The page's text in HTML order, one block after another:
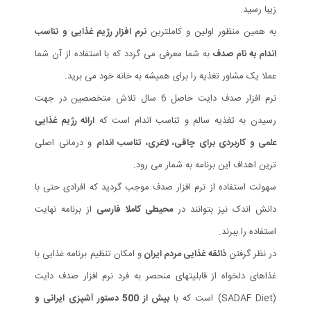
زیبا رسید.
به همین منظور اولین و کاملترین نرم افزار رژیم غذایی و تناسب
اندام به نام صدف به شما معرفی می گردد که با استفاده از آن شما
عملا یک مشاور تغذیه را برای همیشه به خانه خود می برید.
نرم افزار صدف دایت حاصل 6 سال تلاش متخصصین در جهت
رسیدن به تغذیه سالم و تناسب اندام است که ارائه رژیم غذایی
علمی و کاربردی برای چاقی، لاغری، تناسب اندام و درمانی اصلی
ترین اهداف این برنامه به شمار می رود.
سهولت استفاده از نرم افزار صدف موجب گردید که افرادی حتی با
دانش اندک نیز بتوانند درمحیطی کاملا فارسی از برنامه نهایت
استفاده را ببرند.
در نظر گرفتنذائقه غذایی مردم ایرانو امکان تنظیم برنامه غذایی با
غذاهای دلخواه از قابلیتهای منحصر به فرد نرم افزار صدف دایت
(SADAF Diet) است که با
بیش از 500 دستور آشپزی ایرانی و